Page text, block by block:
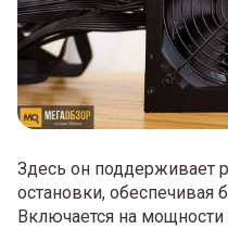
Здесь он поддерживает
остановки, обеспечивая
Включается на